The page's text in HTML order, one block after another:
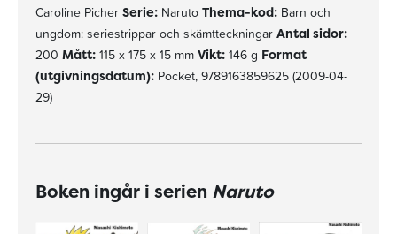
Caroline Picher Serie: Naruto Thema-kod: Barn och
ungdom: seriestrippar och skämtteckningar Antal sidor:
200 Mått: 115 x 175 x 15 mm Vikt: 146 g Format
(utgivningsdatum): Pocket, 9789163859625 (2009-04-
29)
Boken ingår i serien Naruto